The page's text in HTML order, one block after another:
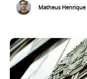
Matheus Henrique